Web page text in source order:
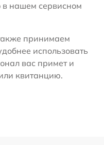
в нашем сервисном
принимаем
использовать
вас примет и
квитанцию.